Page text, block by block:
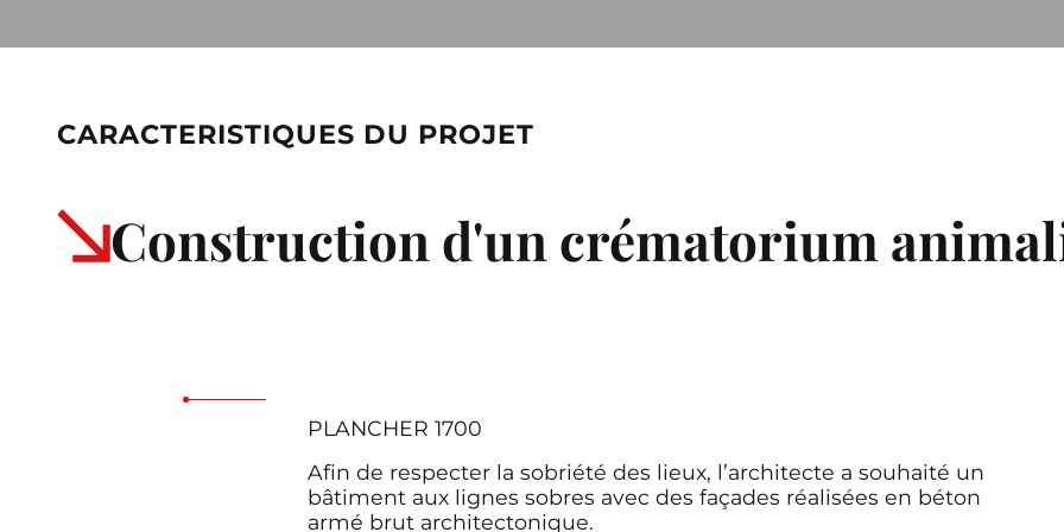
CARACTERISTIQUES DU PROJET
Construction d'un crématorium
PLANCHER 1700
Afin de respecter la sobriété des lieux, l’architecte a souhaité un
bâtiment aux lignes sobres avec des façades réalisées en béton
armé brut architectonique.